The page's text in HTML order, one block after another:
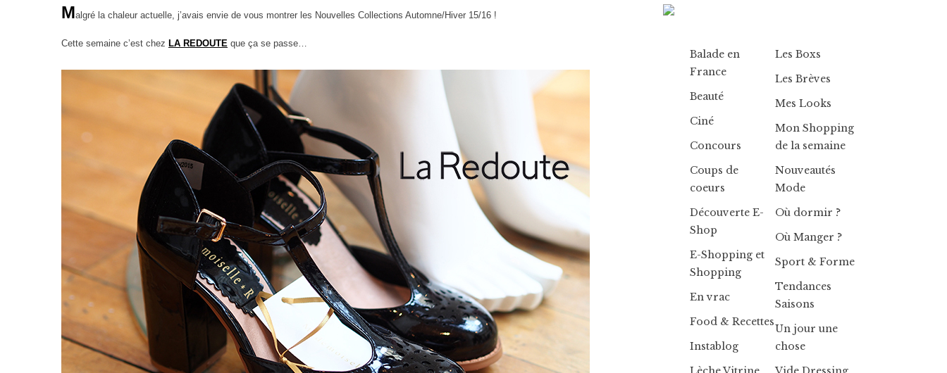
Malgré la chaleur actuelle, j’avais envie de vous montrer les Nouvelles Collections Automne/Hiver 15/16 !
Cette semaine c’est chez LA REDOUTE que ça se passe…
Balade en
France
Beauté
Ciné
Concours
Coups de
coeurs
Découverte E-
Shop
E-Shopping et
Shopping
En vrac
Food & Recettes
Instablog
Les Boxs
Les Brèves
Mes Looks
Mon Shopping
de la semaine
Nouveautés
Mode
Où dormir ?
Où Manger ?
Sport & Forme
Tendances
Saisons
Un jour une
chose